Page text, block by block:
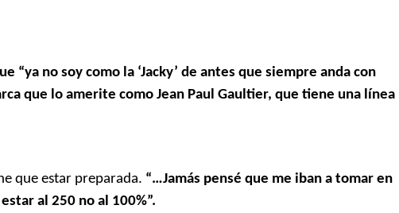
no soy como la ‘Jacky’ de antes que siempre anda con
que lo amerite como Jean Paul Gaultier, que tiene una línea
que estar preparada. “…Jamás pensé que me iban a tomar en
al 250 no al 100%”.